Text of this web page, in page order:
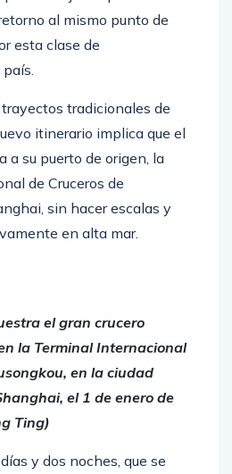
al mismo punto de
esta clase de
tradicionales de
itinerario implica que el
a su puerto de origen, la
de Cruceros de
sin hacer escalas y
en alta mar.
el gran crucero
la Terminal Internacional
en la ciudad
el 1 de enero de
Ting)
y dos noches, que se